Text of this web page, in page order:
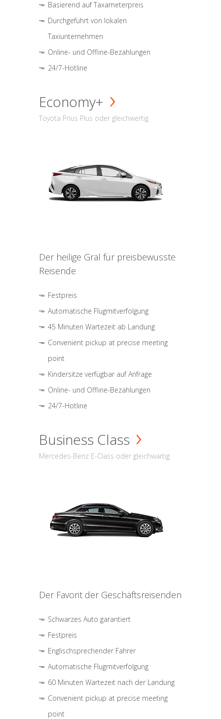
Basierend auf Taxameterpreis
Durchgeführt von lokalen
Taxiunternehmen
Online- und Offline-Bezahlungen
24/7-Hotline
Economy+
Toyota Prius Plus oder gleichwertig
Der heilige Gral für preisbewusste
Reisende
Festpreis
Automatische Flugmitverfolgung
45 Minuten Wartezeit ab Landung
Convenient pickup at precise meeting
point
Kindersitze verfügbar auf Anfrage
Online- und Offline-Bezahlungen
24/7-Hotline
Business Class
Mercedes-Benz E-Class oder gleichwärtig
Der Favorit der Geschäftsreisenden
Schwarzes Auto garantiert
Festpreis
Englischsprechender Fahrer
Automatische Flugmitverfolgung
60 Minuten Wartezeit nach der Landung
Convenient pickup at precise meeting
point